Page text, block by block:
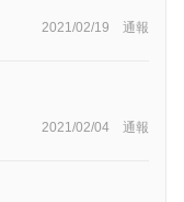
2021/02/19 通報
2021/02/04 通報